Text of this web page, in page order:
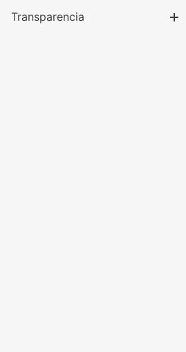
Transparencia